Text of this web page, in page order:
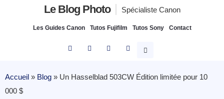
Le Blog Photo Spécialiste Canon
Les Guides Canon Tutos Fujifilm Tutos Sony Contact
Accueil » Blog » Un Hasselblad 503CW Édition limitée pour 10
000 $